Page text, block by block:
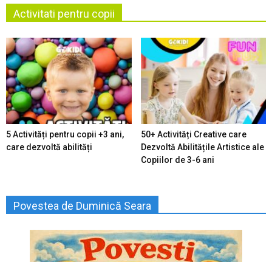
Activitati pentru copii
5 Activități pentru copii +3 ani,
care dezvoltă abilități
50+ Activități Creative care
Dezvoltă Abilitățile Artistice ale
Copiilor de 3-6 ani
Povestea de Duminică Seara